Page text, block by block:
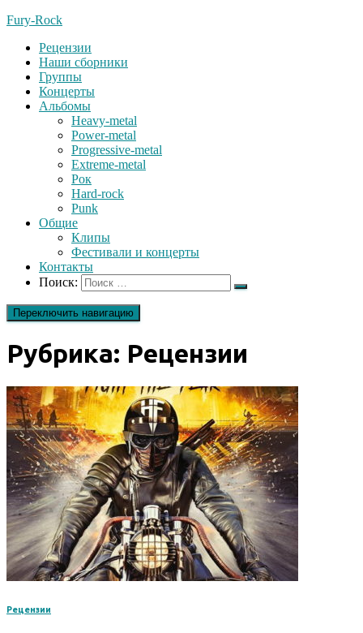
Fury-Rock
Рецензии
Наши сборники
Группы
Концерты
Альбомы
Heavy-metal
Power-metal
Progressive-metal
Extreme-metal
Рок
Hard-rock
Punk
Общие
Клипы
Фестивали и концерты
Контакты
Поиск:
Переключить навигацию
Рубрика: Рецензии
Рецензии